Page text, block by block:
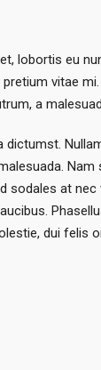
lobortis eu
vitae
a
Nam
sodales at nec
dui felis